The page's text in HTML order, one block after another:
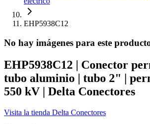
EHP5938C12
No hay imágenes para este
EHP5938C12 | Conector
tubo aluminio | tubo 2" |
550 kV | Delta Conectores
Visita la tienda Delta Conectores